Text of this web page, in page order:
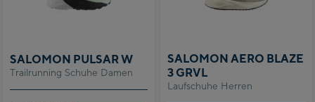
Trailrunning Schuhe Damen
SALOMON PULSAR W
Laufschuhe Herren
SALOMON AERO BLAZE
3 GRVL